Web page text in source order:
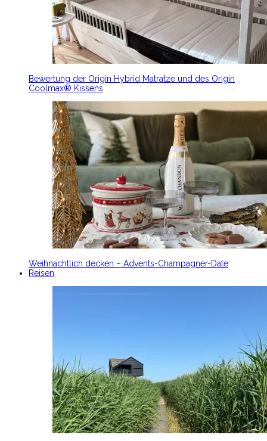
Bewertung der Origin Hybrid Matratze und des Origin
Coolmax® Kissens
Weihnachtlich decken – Advents-Champagner-Date
Reisen